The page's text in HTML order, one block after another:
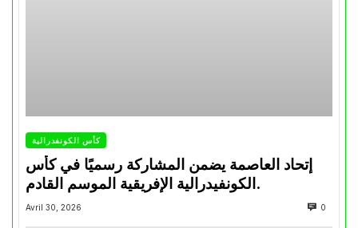
كأس الكونفدرالية
إتحاد العاصمة يضمن المشاركة رسميًا في كأس
الكونفيدرالية الإفريقية الموسم القادم.
Avril 30, 2026 0